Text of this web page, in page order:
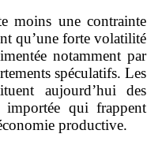
moins une contrainte
qu’une forte volatilité
notamment par
spéculatifs. Les
aujourd’hui des
importée qui frappent
productive.